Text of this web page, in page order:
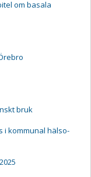
om basala
bruk
i kommunal hälso-